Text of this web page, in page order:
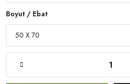
Boyut / Ebat